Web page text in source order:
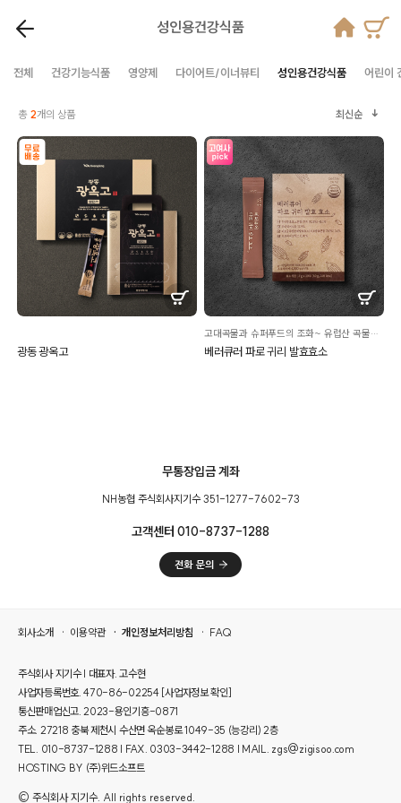
성인용건강식품
전체 건강기능식품 영양제 다이어트/이너뷰티 성인용건강식품 어린이
총 2개의 상품 최신순
광동 광옥고
고대곡물과 슈퍼푸드의 조화~ 유럽산 곡물로 만든 발효효소
베러큐러 파로 귀리 발효효소
무통장입금 계좌
NH농협 주식회사지기수 351-1277-7602-73
고객센터 010-8737-1288
회사소개 이용약관 개인정보처리방침 FAQ
주식회사 지기수 | 대표자. 고수현
사업자등록번호. 470-86-02254 [사업자정보 확인]
통신판매업신고. 2023-용인기흥-0871
주소. 27218 충북 제천시 수산면 옥순봉로 1049-35 (능강리) 2층
TEL. 010-8737-1288 | FAX. 0303-3442-1288 | MAIL. zgs@zigisoo.com
HOSTING BY (주)위드소프트
© 주식회사 지기수. All rights reserved.